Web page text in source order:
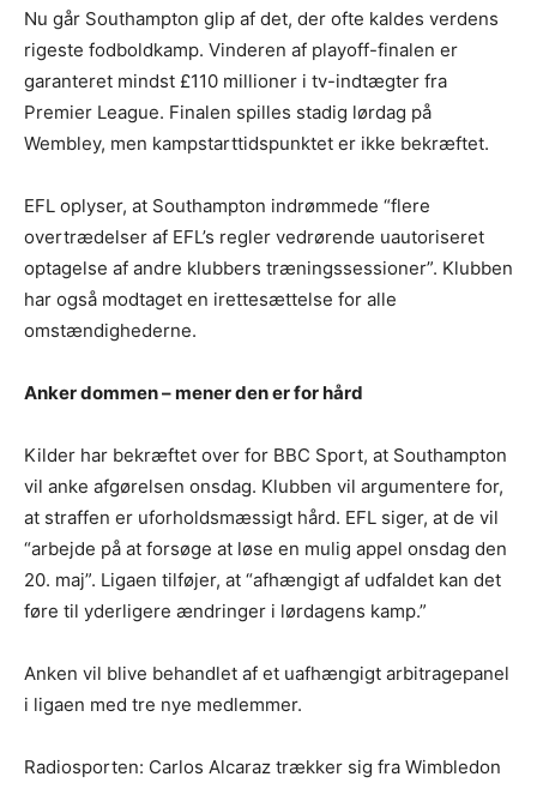
Nu går Southampton glip af det, der ofte kaldes verdens
rigeste fodboldkamp. Vinderen af playoff-finalen er
garanteret mindst £110 millioner i tv-indtægter fra
Premier League. Finalen spilles stadig lørdag på
Wembley, men kampstarttidspunktet er ikke bekræftet.
EFL oplyser, at Southampton indrømmede “flere
overtrædelser af EFL’s regler vedrørende uautoriseret
optagelse af andre klubbers træningssessioner”. Klubben
har også modtaget en irettesættelse for alle
omstændighederne.
Anker dommen – mener den er for hård
Kilder har bekræftet over for BBC Sport, at Southampton
vil anke afgørelsen onsdag. Klubben vil argumentere for,
at straffen er uforholdsmæssigt hård. EFL siger, at de vil
“arbejde på at forsøge at løse en mulig appel onsdag den
20. maj”. Ligaen tilføjer, at “afhængigt af udfaldet kan det
føre til yderligere ændringer i lørdagens kamp.”
Anken vil blive behandlet af et uafhængigt arbitragepanel
i ligaen med tre nye medlemmer.
Radiosporten: Carlos Alcaraz trækker sig fra Wimbledon